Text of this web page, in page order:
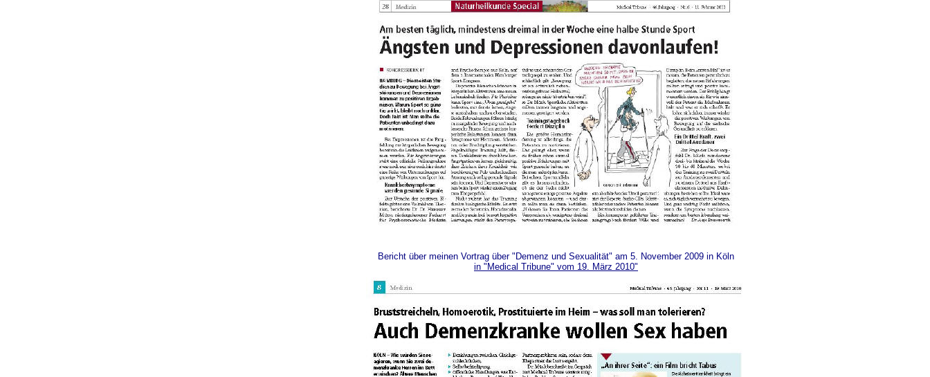
Bericht über meinen Vortrag über "Demenz und Sexualität" am 5. November 2009 in Köln
in "Medical Tribune" vom 19. März 2010"